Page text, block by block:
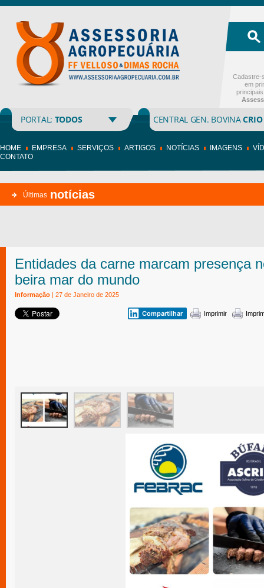
PORTAL: TODOS CENTRAL GEN. BOVINACRIO
Cadastre-
em
HOME EMPRESA SERVIÇOS ARTIGOS NOTÍCIAS IMAGENS
CONTATO
Últimas notícias
Entidades da carne marcam presença
beira mar do mundo
Informação | 27 de Janeiro de 2025
Compartilhar Imprimir